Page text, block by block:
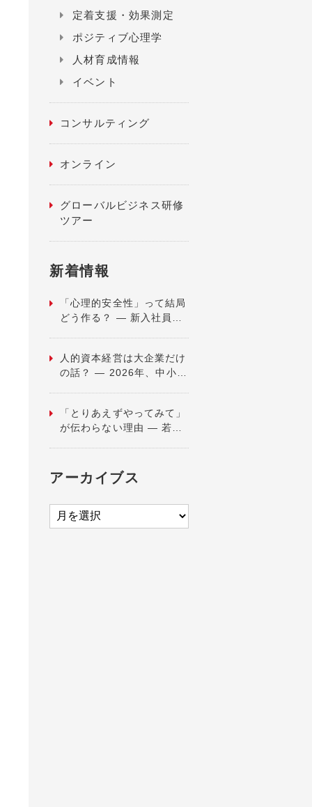
定着支援・効果測定
ポジティブ心理学
人材育成情報
イベント
コンサルティング
オンライン
グローバルビジネス研修
ツアー
新着情報
「心理的安全性」って結局
どう作る？ ― 新入社員ご
人的資本経営は大企業だけ
の話？ ― 2026年、中小企
「とりあえずやってみて」
が伝わらない理由 ― 若者
アーカイブス